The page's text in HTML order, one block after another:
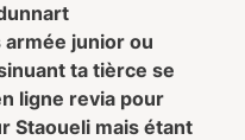
junior ou
ta tièrce se
ligne revia pour
Staoueli mais étant